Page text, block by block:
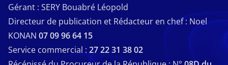
Gérant : SERY Bouabré Léopold
Directeur de publication et Rédacteur en chef : Noel
KONAN 07 09 96 64 15
Service commercial : 27 22 31 38 02